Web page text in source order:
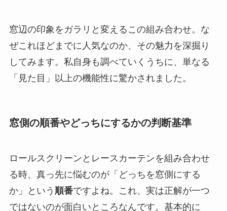
窓辺の印象をガラリと変えるこの組み合わせ。な
ぜこれほどまでに人気なのか、その魅力を深掘り
してみます。私自身も調べていくうちに、単なる
「見た目」以上の機能性に驚かされました。
窓側の順番やどっちにするかの判断基準
ロールスクリーンとレースカーテンを組み合わせ
る時、真っ先に悩むのが「どっちを窓側にする
か」という 順番ですよね。これ、実は正解が一つ
ではないのが面白いところなんです。基本的に